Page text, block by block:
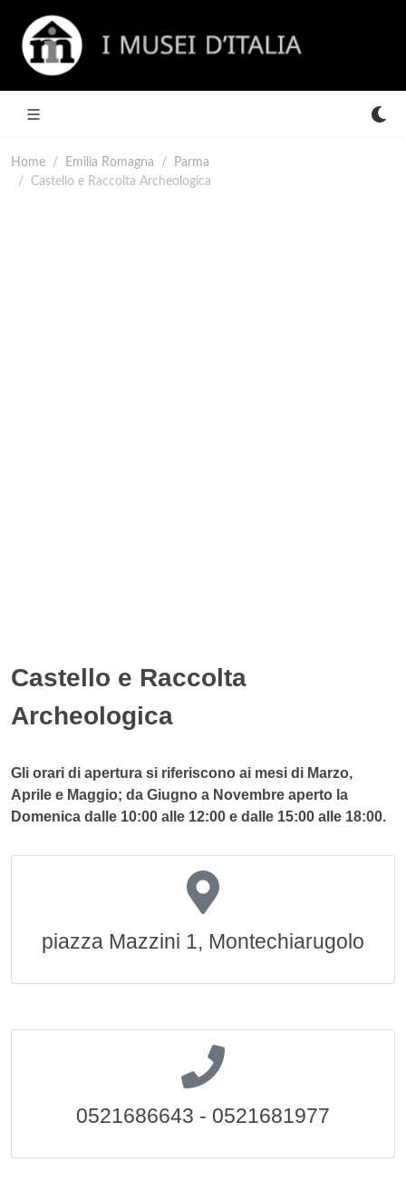
Home Emilia Romagna
Parma
Castello e Raccolta Archeologica
Castello e Raccolta
Archeologica
Gli orari di apertura si riferiscono ai mesi di Marzo,
Aprile e Maggio; da Giugno a Novembre aperto la
Domenica dalle 10:00 alle 12:00 e dalle 15:00 alle 18:00.
piazza Mazzini 1, Montechiarugolo
0521686643 - 0521681977